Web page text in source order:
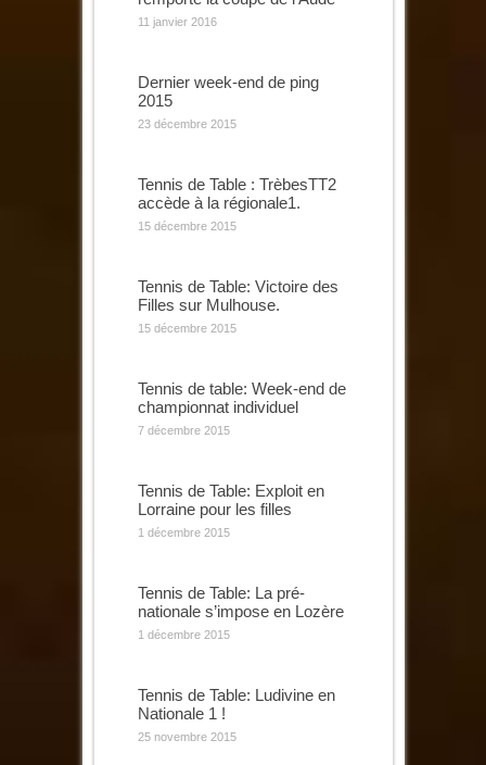
11 janvier 2016
Dernier week-end de ping
2015
23 décembre 2015
Tennis de Table : TrèbesTT2
accède à la régionale1.
15 décembre 2015
Tennis de Table: Victoire des
Filles sur Mulhouse.
15 décembre 2015
Tennis de table: Week-end de
championnat individuel
7 décembre 2015
Tennis de Table: Exploit en
Lorraine pour les filles
1 décembre 2015
Tennis de Table: La pré-
nationale s’impose en Lozère
1 décembre 2015
Tennis de Table: Ludivine en
Nationale 1 !
25 novembre 2015